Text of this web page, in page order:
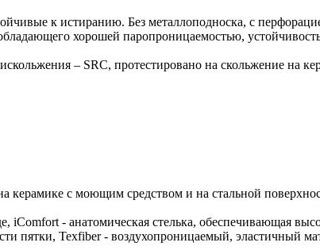
к истиранию. Без металлоподноска, с
хорошей паропроницаемостью,
– SRС, протестировано на скольжение на
керамике с моющим средством и на стальной
iComfort - анатомическая стелька, обеспечивающая
пятки, Texfiber - воздухопроницаемый, эластичный